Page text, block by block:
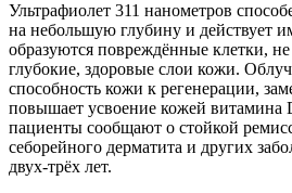
Ультрафиолет 311 нанометров
на небольшую глубину и действует
образуются повреждённые клетки, не
глубокие, здоровые слои кожи.
способность кожи к регенерации,
повышает усвоение кожей витамина
пациенты сообщают о стойкой
себорейного дерматита и других
двух-трёх лет.